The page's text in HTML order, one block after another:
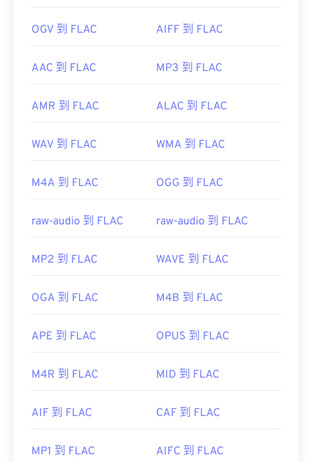
OGV 到 FLAC AIFF 到 FLAC
AAC 到 FLAC MP3 到 FLAC
AMR 到 FLAC ALAC 到 FLAC
WAV 到 FLAC WMA 到 FLAC
M4A 到 FLAC OGG 到 FLAC
raw-audio 到 FLAC raw-audio 到 FLAC
MP2 到 FLAC WAVE 到 FLAC
OGA 到 FLAC M4B 到 FLAC
APE 到 FLAC OPUS 到 FLAC
M4R 到 FLAC MID 到 FLAC
AIF 到 FLAC CAF 到 FLAC
MP1 到 FLAC AIFC 到 FLAC